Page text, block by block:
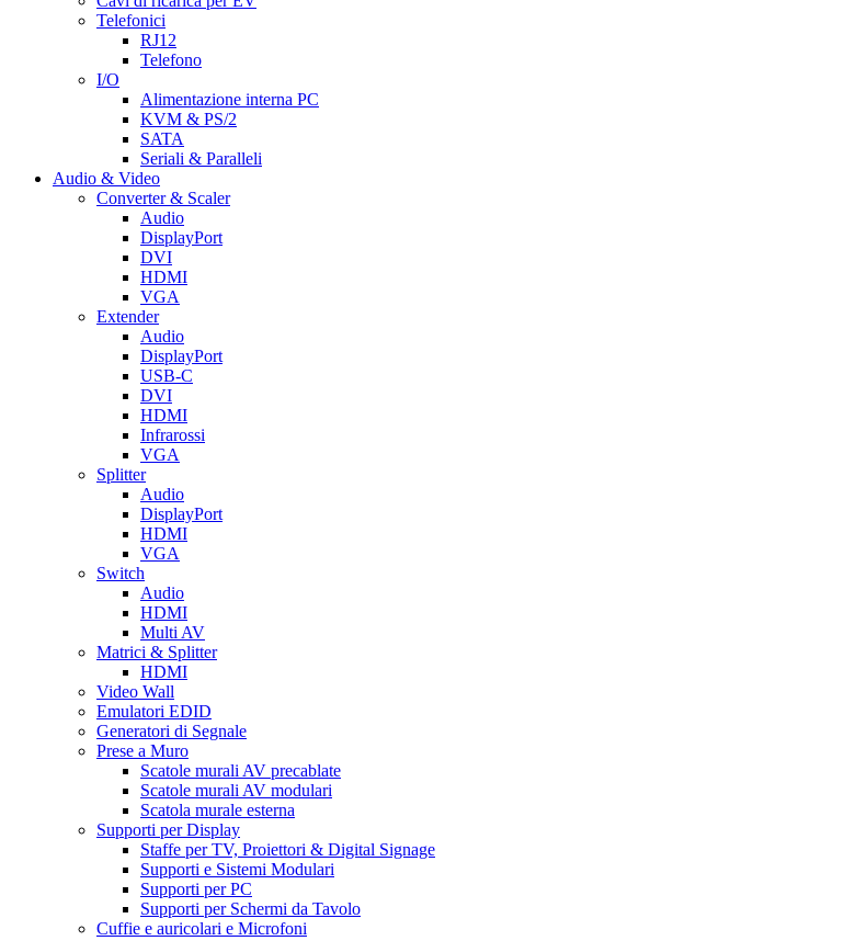
Telefonici
RJ12
Telefono
I/O
Alimentazione interna PC
KVM & PS/2
SATA
Seriali & Paralleli
Audio & Video
Converter & Scaler
Audio
DisplayPort
DVI
HDMI
VGA
Extender
Audio
DisplayPort
USB-C
DVI
HDMI
Infrarossi
VGA
Splitter
Audio
DisplayPort
HDMI
VGA
Switch
Audio
HDMI
Multi AV
Matrici & Splitter
HDMI
Video Wall
Emulatori EDID
Generatori di Segnale
Prese a Muro
Scatole murali AV precablate
Scatole murali AV modulari
Scatola murale esterna
Supporti per Display
Staffe per TV, Proiettori & Digital Signage
Supporti e Sistemi Modulari
Supporti per PC
Supporti per Schermi da Tavolo
Cuffie e auricolari e Microfoni